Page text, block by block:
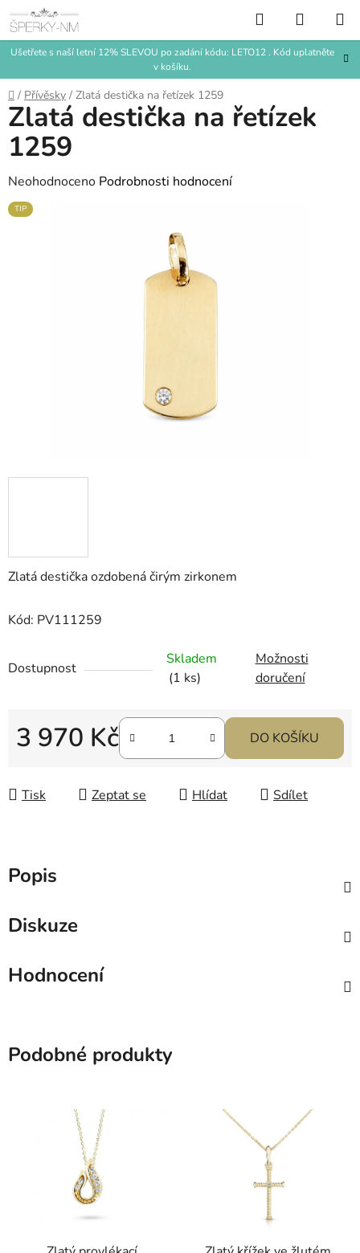
na
obsah
Ušetřete s naší letní 12% SLEVOU po zadání kódu: LETO12 . Kód uplatněte
v košíku.
Hledat
KOŠÍK
Domů
/ Přívěsky / Zlatá destička na řetízek 1259
Zlatá destička ozdobená čirým zirkonem
Kód: PV111259
Dostupnost
Skladem
(1 ks)
Možnosti
doručení
3 970 Kč DO KOŠÍKU
Tisk Zeptat se Hlídat Sdílet
Zlatá destička na řetízek
1259
Průměrné
hodnocení
Neohodnoceno Podrobnosti hodnocení
TIP
Popis
Diskuze
Hodnocení
Podobné produkty